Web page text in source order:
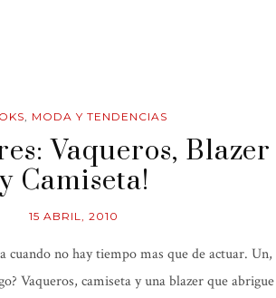
, MODA Y TENDENCIAS
Vaqueros, Blazer
Camiseta!
15 ABRIL, 2010
cuando no hay tiempo mas que de actuar. Un,
Vaqueros, camiseta y una blazer que abrigue